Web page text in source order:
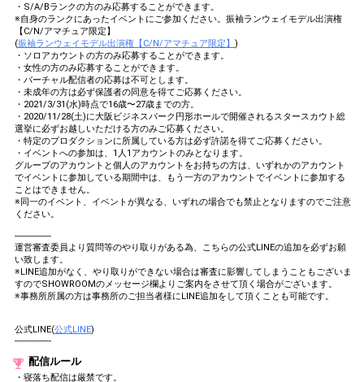
・S/A/Bランクの方のみ応募することができます。
※自身のランクにあったイベントにご参加ください。振袖ランウェイモデル出演権
【C/N/アマチュア限定】
(振袖ランウェイモデル出演権【C/N/アマチュア限定】 )
・ソロアカウントの方のみ応募することができます。
・女性の方のみ応募することができます。
・バーチャル配信者の応募は不可とします。
・未成年の方は必ず保護者の同意を得てご応募ください。
・2021/3/31(水)時点で16歳〜27歳までの方。
・2020/11/28(土)に大阪ビジネスパーク円形ホールで開催されるスタースカウト総
選挙に必ずお越しいただける方のみご応募ください。
・特定のプロダクションに所属している方は必ず許諾を得てご応募ください。
・イベントへの参加は、1人1アカウントのみとなります。
グループのアカウントと個人のアカウントをお持ちの方は、いずれかのアカウント
でイベントに参加している期間中は、もう一方のアカウントでイベントに参加する
ことはできません。
※同一のイベント、イベントが異なる、いずれの場合でも禁止となりますのでご注意
ください。
---------------
運営審査委員より質問等のやり取りがある為、こちらの公式LINEの追加を必ずお願
い致します。
※LINE追加がなく、やり取りができない場合は審査に影響してしまうこともございま
すのでSHOWROOMのメッセージ欄よりご案内をさせて頂く場合がございます。
※事務所所属の方は事務所のご担当者様にLINE追加をして頂くことも可能です。
公式LINE(公式LINE)
---------------
配信ルール
・寝落ち配信は厳禁です。